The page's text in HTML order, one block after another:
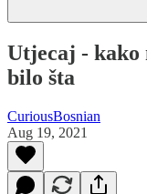
Utjecaj - kako
bilo šta
CuriousBosnian
Aug 19, 2021